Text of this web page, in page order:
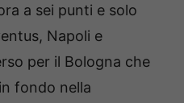
a sei punti e solo
Napoli e
per il Bologna che
fondo nella